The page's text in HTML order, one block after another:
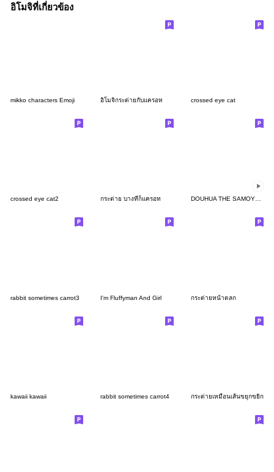
อิโมจิที่เกี่ยวข้อง
mikko characters Emoji อิโมจิกระต่ายกับแครอท crossed eye cat
crossed eye cat2 กระต่าย บางทีก็แครอท DOUHUA THE SAMOYED 3
rabbit sometimes carrot3 I'm Fluffyman And Girl กระต่ายหน้าตลก
kawaii kawaii rabbit sometimes carrot4 กระต่ายเหมือนเส้นขยุกขยิก